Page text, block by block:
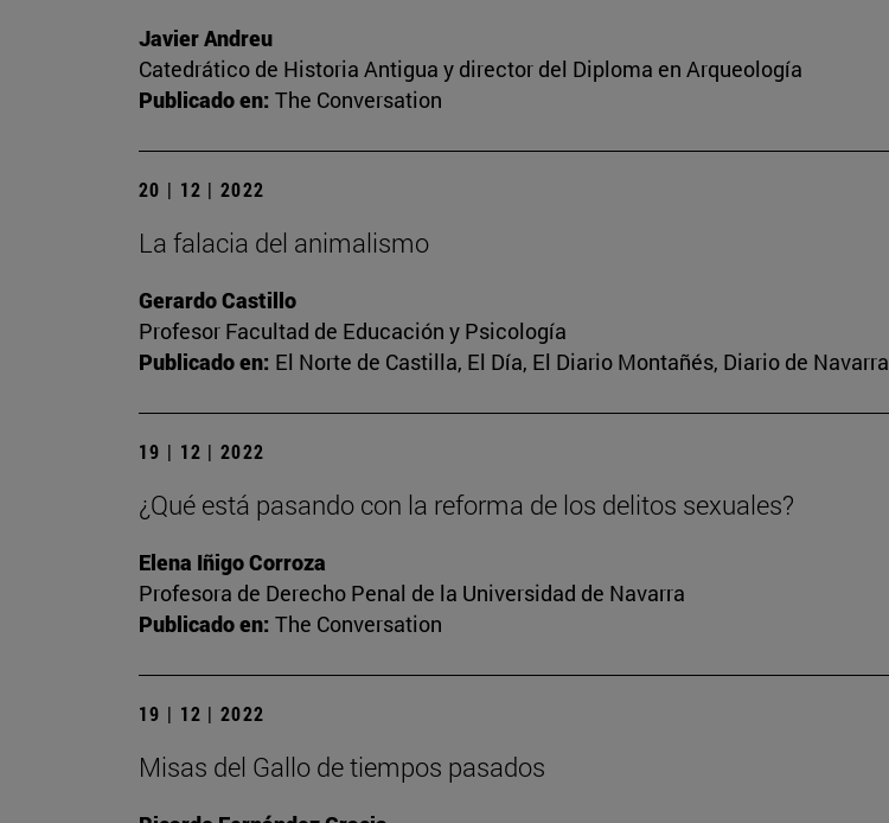
Javier Andreu
Catedrático de Historia Antigua y director del Diploma en Arqueología
Publicado en: The Conversation
20 | 12 | 2022
La falacia del animalismo
Gerardo Castillo
Profesor Facultad de Educación y Psicología
Publicado en: El Norte de Castilla, El Día, El Diario Montañés, Diario de Navarra
19 | 12 | 2022
¿Qué está pasando con la reforma de los delitos sexuales?
Elena Iñigo Corroza
Profesora de Derecho Penal de la Universidad de Navarra
Publicado en: The Conversation
19 | 12 | 2022
Misas del Gallo de tiempos pasados